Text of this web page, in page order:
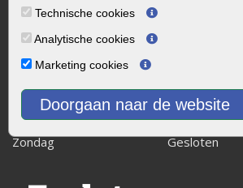
Technische cookies
Analytische cookies
Marketing cookies
Doorgaan naar de website
Maandag
Dinsdag
Woensdag
Vrijdag
08:00 - 17:00
Zaterdag
08:00 - 15.00
Zondag
Gesloten